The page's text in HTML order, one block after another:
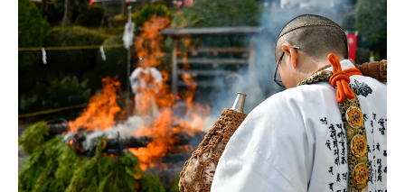
永代供養・納骨
ブログ
アクセス
お問い合わせ